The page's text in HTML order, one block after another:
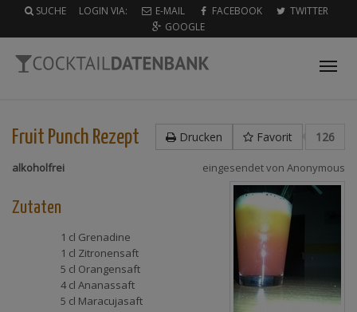
SUCHE LOGIN VIA: E-MAIL FACEBOOK
TWITTER
GOOGLE
Drucken Favorit 126
Fruit Punch Rezept
eingesendet von Anonymous
alkoholfrei
Zutaten
1 cl Grenadine
1 cl Zitronensaft
5 cl Orangensaft
4 cl Ananassaft
5 cl Maracujasaft